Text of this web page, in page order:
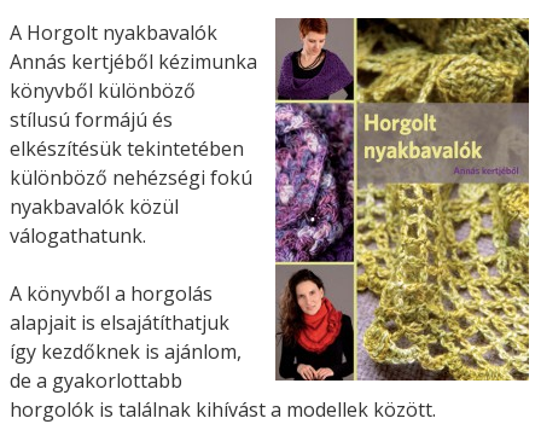
A Horgolt nyakbavalók
Annás kertjéből kézimunka
könyvből különböző
stílusú formájú és
elkészítésük tekintetében
különböző nehézségi fokú
nyakbavalók közül
válogathatunk.
A könyvből a horgolás
alapjait is elsajátíthatjuk
így kezdőknek is ajánlom,
de a gyakorlottabb
horgolók is találnak kihívást a modellek között.